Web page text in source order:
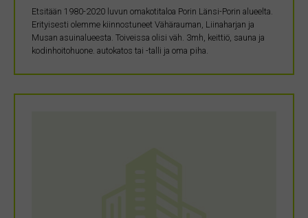
Etsitään 1980-2020 luvun omakotitaloa Porin Länsi-Porin alueelta.
Erityisesti olemme kiinnostuneet Vähärauman, Liinaharjan ja
Musan asuinalueesta. Toiveissa olisi väh. 3mh, keittiö, sauna ja
kodinhoitohuone. autokatos tai -talli ja oma piha.